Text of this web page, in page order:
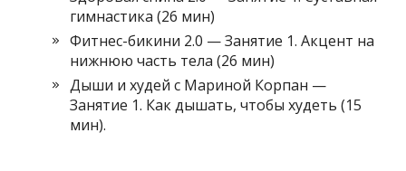
гимнастика (26 мин)
Фитнес-бикини 2.0 — Занятие 1. Акцент на
нижнюю часть тела (26 мин)
Дыши и худей с Мариной Корпан —
Занятие 1. Как дышать, чтобы худеть (15
мин).